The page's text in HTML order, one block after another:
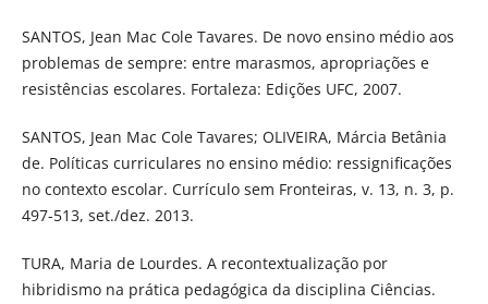
SANTOS, Jean Mac Cole Tavares. De novo ensino médio aos
problemas de sempre: entre marasmos, apropriações e
resistências escolares. Fortaleza: Edições UFC, 2007.
SANTOS, Jean Mac Cole Tavares; OLIVEIRA, Márcia Betânia
de. Políticas curriculares no ensino médio: ressigniﬁcações
no contexto escolar. Currículo sem Fronteiras, v. 13, n. 3, p.
497-513, set./dez. 2013.
TURA, Maria de Lourdes. A recontextualização por
hibridismo na prática pedagógica da disciplina Ciências.